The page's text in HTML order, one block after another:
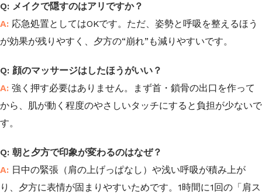
メイクで隠すのはアリですか？
応急処置としてはOKです。ただ、姿勢と呼吸を整えるほう
が効果が残りやすく、夕方の“崩れ”も減りやすいです。
顔のマッサージはしたほうがいい？
強く押す必要はありません。まず首・鎖骨の出口を作って
から、肌が動く程度のやさしいタッチにすると負担が少ないで
す。
朝と夕方で印象が変わるのはなぜ？
日中の緊張（肩の上げっぱなし）や浅い呼吸が積み上が
り、夕方に表情が固まりやすいためです。1時間に1回の「肩ス